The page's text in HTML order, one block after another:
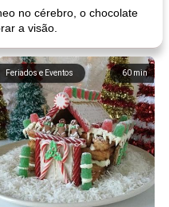
no cérebro, o chocolate
a visão.
60 min
Feriados e Eventos